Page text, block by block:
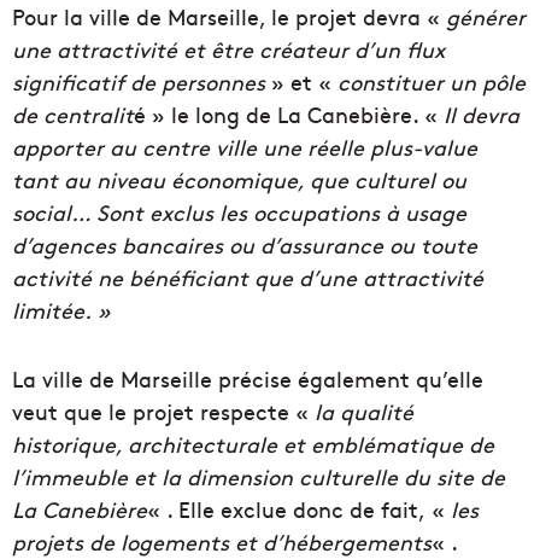
Pour la ville de Marseille, le projet devra « générer
une attractivité et être créateur d’un flux
significatif de personnes» et « constituer un pôle
de centralité » le long de La Canebière. « Il devra
apporter au centre ville une réelle plus-value
tant au niveau économique, que culturel ou
social… Sont exclus les occupations à usage
d’agences bancaires ou d’assurance ou toute
activité ne bénéficiant que d’une attractivité
limitée. »
La ville de Marseille précise également qu’elle
veut que le projet respecte « la qualité
historique, architecturale et emblématique de
l’immeuble et la dimension culturelle du site de
La Canebière« . Elle exclue donc de fait, « les
projets de logements et d’hébergements« .